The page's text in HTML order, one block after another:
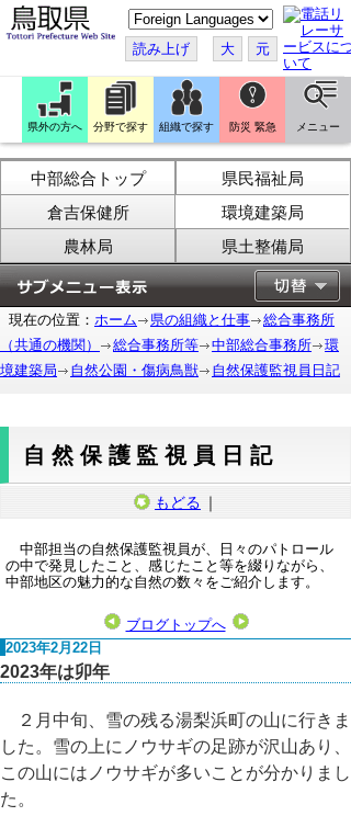
こ
の
ペ
ー
ジ
翻
訳
す
る
読み上げ 大 元
県外の方へ 分野で探す 組織で探す 防災 緊急 メニュー
中部総合トップ
県民福祉局
倉吉保健所
環境建築局
農林局
県土整備局
現在の位置： ホーム 県の組織と仕事
総合事務所
（共通の機関）
総合事務所等 中部総合事務所
環
境建築局
自然公園・傷病鳥獣 自然保護監視員日記
自然保護監視員日記
もどる ｜
中部担当の自然保護監視員が、日々のパトロール
の中で発見したこと、感じたこと等を綴りながら、
中部地区の魅力的な自然の数々をご紹介します。
ブログトップへ
2023年2月22日
2023年は卯年
２月中旬、雪の残る湯梨浜町の山に行きま
した。雪の上にノウサギの足跡が沢山あり、
この山にはノウサギが多いことが分かりまし
た。